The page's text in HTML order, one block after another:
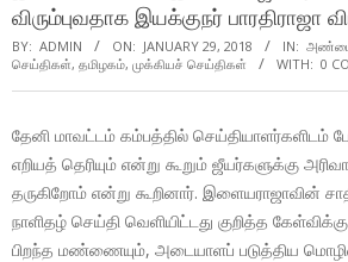
விரும்புவதாக இயக்குநர் பாரதிராஜா
BY: ADMIN ON: JANUARY 29, 2018 IN:
செய்திகள், தமிழகம், முக்கியச் செய்திகள் WITH: 0
தேனி மாவட்டம் கம்பத்தில் செய்தியாளர்களிடம்
எறியத் தெரியும் என்று கூறும் ஜீயர்களுக்கு
தருகிறோம் என்று கூறினார். இளையராஜாவின்
நாளிதழ் செய்தி வெளியிட்டது குறித்த கேள்விக்கு
பிறந்த மண்ணையும், அடையாளப் படுத்திய